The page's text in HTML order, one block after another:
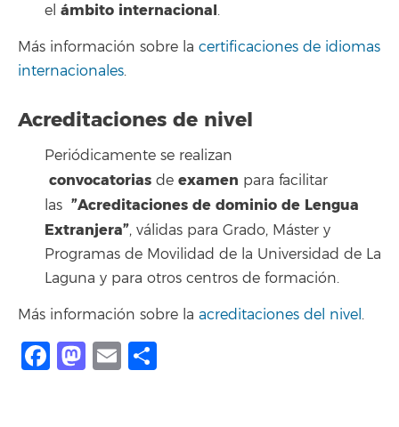
el ámbito internacional.
Más información sobre la certificaciones de idiomas
internacionales.
Acreditaciones de nivel
Periódicamente se realizan
convocatorias de examen para facilitar
las ”Acreditaciones de dominio de Lengua
Extranjera”, válidas para Grado, Máster y
Programas de Movilidad de la Universidad de La
Laguna y para otros centros de formación.
Más información sobre la acreditaciones del nivel .
Facebook
Mastodon
Email